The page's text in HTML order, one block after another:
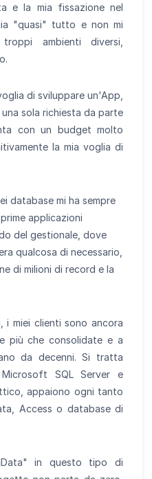
e la mia fissazione nel
"quasi" tutto e non mi
ambienti diversi,
di sviluppare un'App,
sola richiesta da parte
con un budget molto
la mia voglia di
database mi ha sempre
applicazioni
del gestionale, dove
qualcosa di necessario,
di milioni di record e la
i miei clienti sono ancora
più che consolidate e a
da decenni. Si tratta
SQL Server e
appaiono ogni tanto
Access o database di
in questo tipo di